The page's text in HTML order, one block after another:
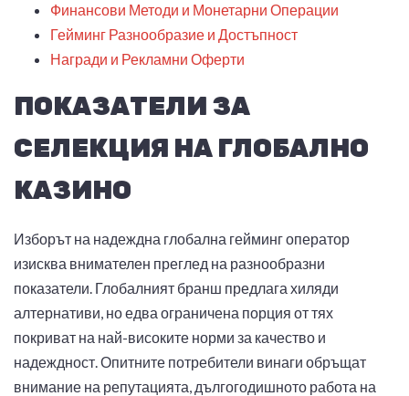
Финансови Методи и Монетарни Операции
Гейминг Разнообразие и Достъпност
Награди и Рекламни Оферти
ПОКАЗАТЕЛИ ЗА
СЕЛЕКЦИЯ НА ГЛОБАЛНО
КАЗИНО
Изборът на надеждна глобална гейминг оператор
изисква внимателен преглед на разнообразни
показатели. Глобалният бранш предлага хиляди
алтернативи, но едва ограничена порция от тях
покриват на най-високите норми за качество и
надеждност. Опитните потребители винаги обръщат
внимание на репутацията, дългогодишното работа на